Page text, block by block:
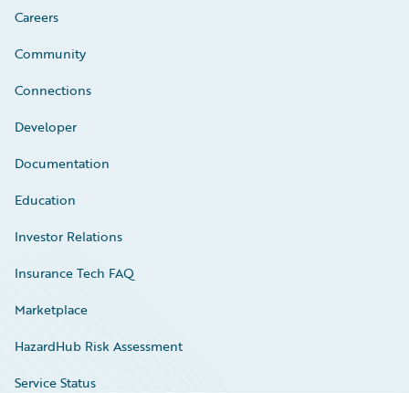
Careers
Community
Connections
Developer
Documentation
Education
Investor Relations
Insurance Tech FAQ
Marketplace
HazardHub Risk Assessment
Service Status